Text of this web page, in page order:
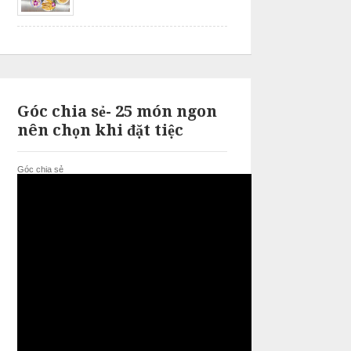
Góc chia sẻ- 25 món ngon
nên chọn khi đặt tiệc
Góc chia sẻ